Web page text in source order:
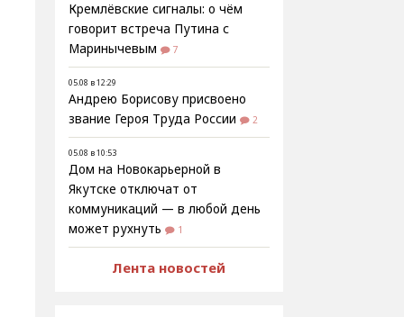
Кремлёвские сигналы: о чём
говорит встреча Путина с
Маринычевым
7
05.08 в 12:29
Андрею Борисову присвоено
звание Героя Труда России
2
05.08 в 10:53
Дом на Новокарьерной в
Якутске отключат от
коммуникаций — в любой день
может рухнуть
1
Лента новостей